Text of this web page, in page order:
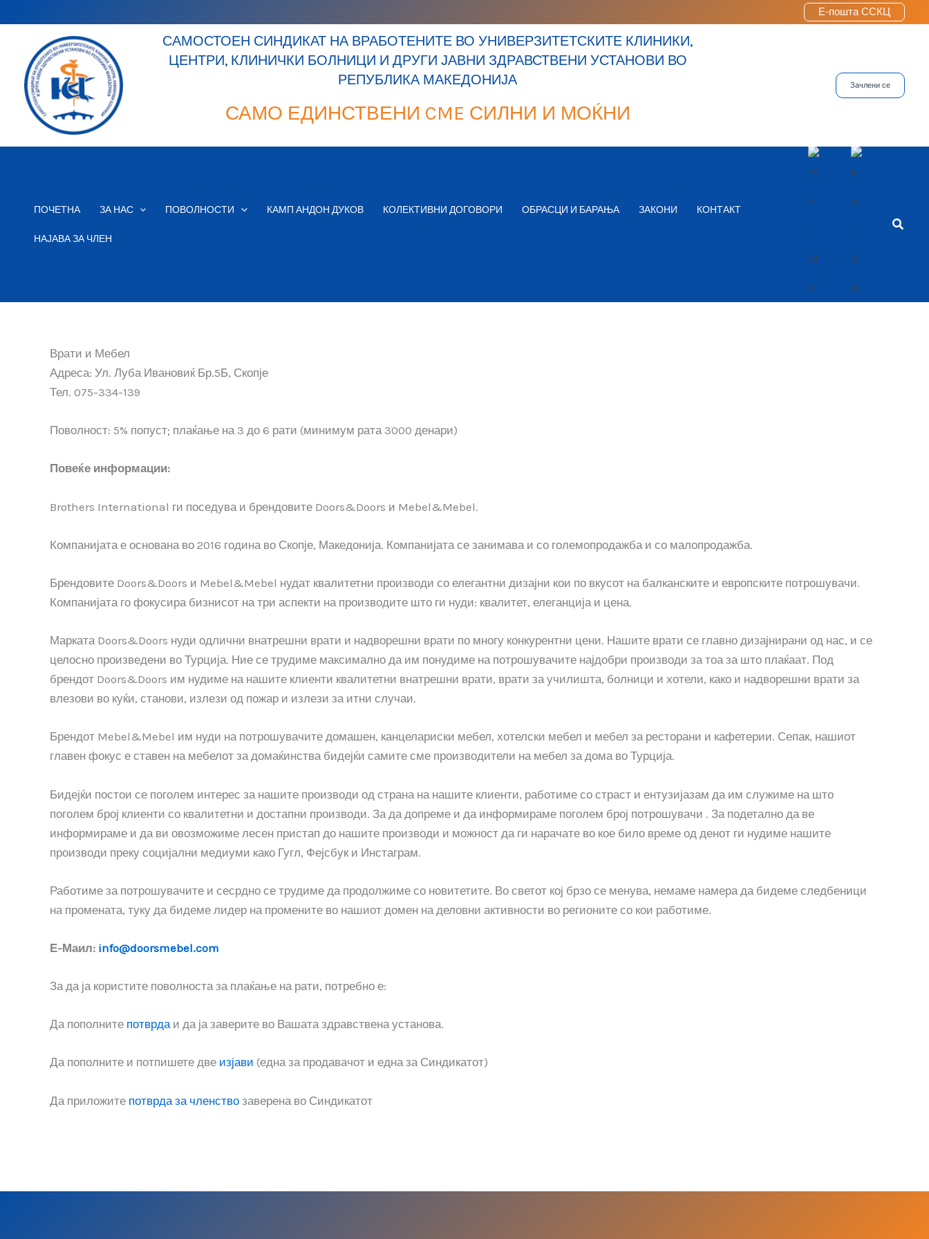
to
content
Е-пошта ССКЦ
САМОСТОЕН СИНДИКАТ НА ВРАБОТЕНИТЕ ВО УНИВЕРЗИТЕТСКИТЕ КЛИНИКИ,
ЦЕНТРИ, КЛИНИЧКИ БОЛНИЦИ И ДРУГИ ЈАВНИ ЗДРАВСТВЕНИ УСТАНОВИ ВО
РЕПУБЛИКА МАКЕДОНИЈА
САМО ЕДИНСТВЕНИ CME СИЛНИ И МОЌНИ
Зачлени се
ПОЧЕТНА ЗА НАС ПОВОЛНОСТИ КАМП АНДОН ДУКОВ КОЛЕКТИВНИ ДОГОВОРИ ОБРАСЦИ И БАРАЊА ЗАКОНИ КОНТАКТ
НАЈАВА ЗА ЧЛЕН
Врати и Мебел
Адреса: Ул. Луба Ивановиќ Бр.5Б, Скопје
Тел. 075-334-139
Поволност: 5% попуст; плаќање на 3 до 6 рати (минимум рата 3000 денари)
Повеќе информации:
Brothers International ги поседува и брендовите Doors&Doors и Mebel&Mebel.
Компанијата е основана во 2016 година во Скопје, Македонија. Компанијата се занимава и со големопродажба и со малопродажба.
Брендовите Doors&Doors и Mebel&Mebel нудат квалитетни производи со елегантни дизајни кои по вкусот на балканските и европските потрошувачи.
Компанијата го фокусира бизнисот на три аспекти на производите што ги нуди: квалитет, елеганција и цена.
Марката Doors&Doors нуди одлични внатрешни врати и надворешни врати по многу конкурентни цени. Нашите врати се главно дизајнирани од нас, и се
целосно произведени во Турција. Ние се трудиме максимално да им понудиме на потрошувачите најдобри производи за тоа за што плаќаат. Под
брендот Doors&Doors им нудиме на нашите клиенти квалитетни внатрешни врати, врати за училишта, болници и хотели, како и надворешни врати за
влезови во куќи, станови, излези од пожар и излези за итни случаи.
Брендот Mebel&Mebel им нуди на потрошувачите домашен, канцелариски мебел, хотелски мебел и мебел за ресторани и кафетерии. Сепак, нашиот
главен фокус е ставен на мебелот за домаќинства бидејќи самите сме производители на мебел за дома во Турција.
Бидејќи постои се поголем интерес за нашите производи од страна на нашите клиенти, работиме со страст и ентузијазам да им служиме на што
поголем број клиенти со квалитетни и достапни производи. За да допреме и да информираме поголем број потрошувачи . За подетално да ве
информираме и да ви овозможиме лесен пристап до нашите производи и можност да ги нарачате во кое било време од денот ги нудиме нашите
производи преку социјални медиуми како Гугл, Фејсбук и Инстаграм.
Работиме за потрошувачите и сесрдно се трудиме да продолжиме со новитетите. Во светот кој брзо се менува, немаме намера да бидеме следбеници
на промената, туку да бидеме лидер на промените во нашиот домен на деловни активности во регионите со кои работиме.
Е-Маил: info@doorsmebel.com
За да ја користите поволноста за плаќање на рати, потребно е:
Да пополните потврдаи да ја заверите во Вашата здравствена установа.
Да пополните и потпишете две изјави (една за продавачот и една за Синдикатот)
Да приложите потврда за членство заверена во Синдикатот